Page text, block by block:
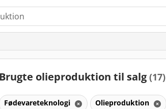
Brugte olieproduktion til salg (17)
Fødevareteknologi Olieproduktion